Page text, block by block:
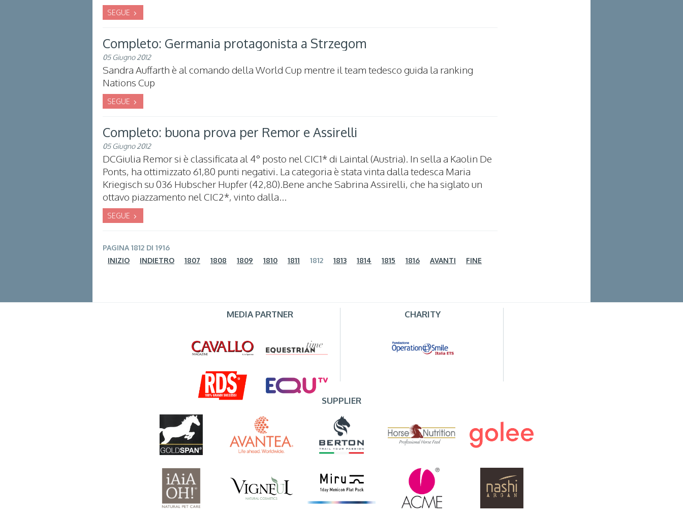
SEGUE
Completo: Germania protagonista a Strzegom
05 Giugno 2012
Sandra Auffarth è al comando della World Cup mentre il team tedesco guida la ranking
Nations Cup
SEGUE
Completo: buona prova per Remor e Assirelli
05 Giugno 2012
DCGiulia Remor si è classificata al 4° posto nel CIC1* di Laintal (Austria). In sella a Kaolin De
Ponts, ha ottimizzato 61,80 punti negativi. La categoria è stata vinta dalla tedesca Maria
Kriegisch su 036 Hubscher Hupfer (42,80).Bene anche Sabrina Assirelli, che ha siglato un
ottavo piazzamento nel CIC2*, vinto dalla...
SEGUE
PAGINA 1812 DI 1916
INIZIO
INDIETRO 1807 1808 1809 1810 1811 1812 1813 1814 1815 1816 AVANTI FINE
MEDIA PARTNER CHARITY
SUPPLIER